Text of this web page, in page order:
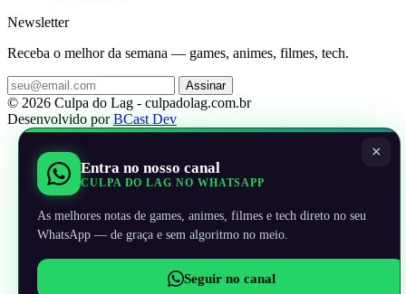
Newsletter
Receba o melhor da semana — games, animes, filmes, tech.
Assinar
© 2026 Culpa do Lag - culpadolag.com.br
Desenvolvido porBCast Dev
×
Entra no nosso canal
CULPA DO LAG NO WHATSAPP
As melhores notas de games, animes, filmes e tech direto no seu
WhatsApp — de graça e sem algoritmo no meio.
Seguir no canal